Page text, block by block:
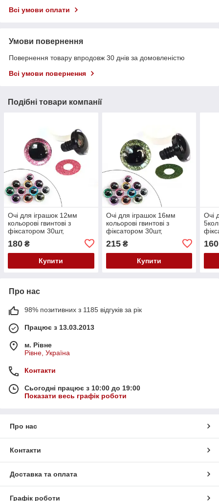
Всі умови оплати
Умови повернення
Повернення товару впродовж 30 днів за домовленістю
Всі умови повернення
Подібні товари компанії
Очі для іграшок 12мм
кольорові гвинтові з
фіксатором 30шт,
180 ₴
Купити
Очі для іграшок 16мм
кольорові гвинтові з
фіксатором 30шт,
215₴
Купити
Очі
160
Про нас
98% позитивних з 1185 відгуків за рік
Працює з 13.03.2013
м. Рівне
Рівне, Україна
Контакти
Сьогодні працює з 10:00 до 19:00
Показати весь графік роботи
Про нас
Контакти
Доставка та оплата
Графік роботи